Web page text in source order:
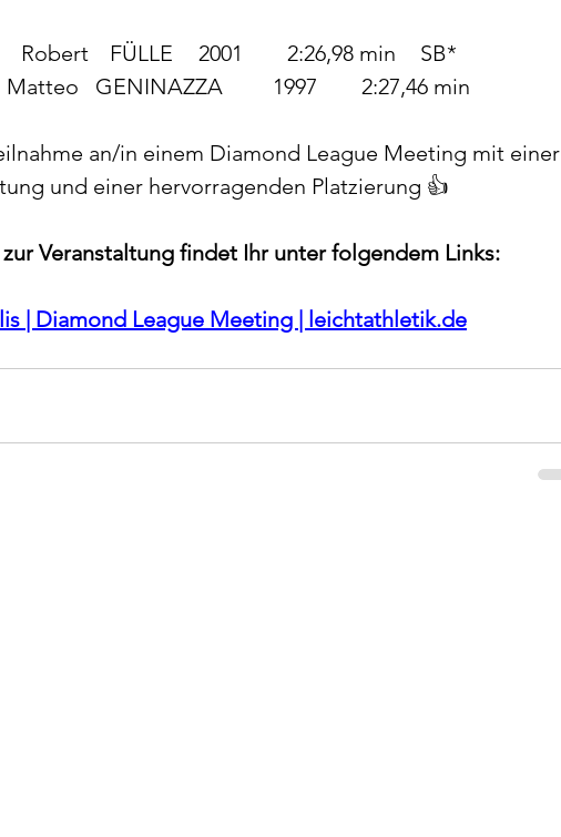
Robert 	FÜLLE 	2001 	2:26,98 min	SB*
Matteo 	GENINAZZA		1997 	2:27,46 min
an/in einem Diamond League Meeting mit einer
und einer hervorragenden Platzierung 👍
Veranstaltung findet Ihr unter folgendem Links:
| Diamond League Meeting | leichtathletik.de